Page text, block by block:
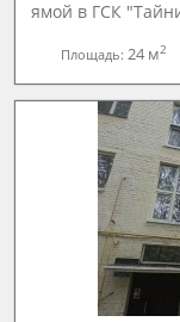
ямой в ГСК
Площадь: 24 м2